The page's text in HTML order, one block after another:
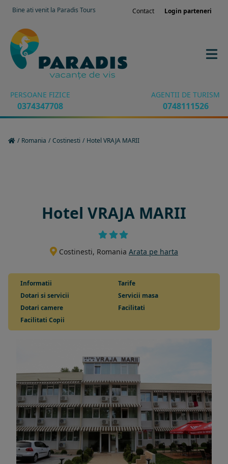
Bine ati venit la Paradis Tours Contact Login parteneri
PERSOANE FIZICE
0374347708
AGENTII DE TURISM
0748111526
/ Romania / Costinesti / Hotel VRAJA MARII
Hotel VRAJA MARII
Costinesti, Romania Arata pe harta
Informatii
Tarife
Dotari si servicii
Servicii masa
Dotari camere
Facilitati
Facilitati Copii